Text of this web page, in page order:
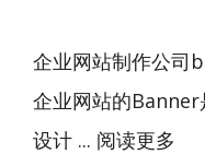
企业网站制作公司
企业网站的
设计 ... 阅读更多